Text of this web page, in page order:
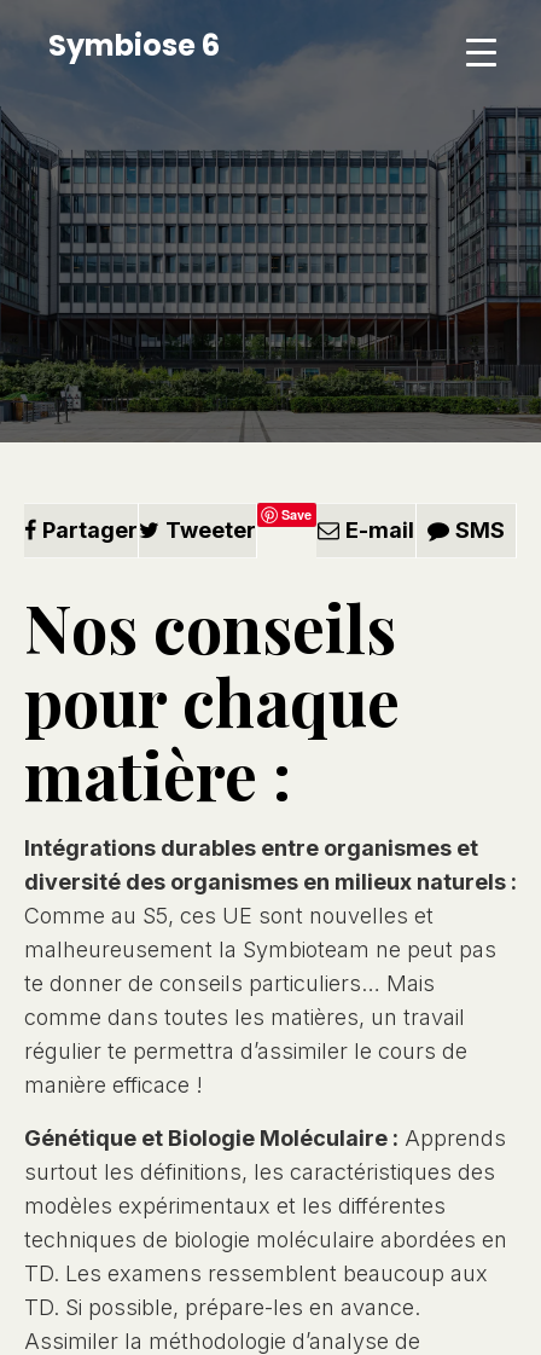
Symbiose 6
Partager Tweeter
Save
E-mail SMS
Nos conseils
pour chaque
matière :
Intégrations durables entre organismes et
diversité des organismes en milieux naturels :
Comme au S5, ces UE sont nouvelles et
malheureusement la Symbioteam ne peut pas
te donner de conseils particuliers… Mais
comme dans toutes les matières, un travail
régulier te permettra d’assimiler le cours de
manière efficace !
Génétique et Biologie Moléculaire : Apprends
surtout les définitions, les caractéristiques des
modèles expérimentaux et les différentes
techniques de biologie moléculaire abordées en
TD. Les examens ressemblent beaucoup aux
TD. Si possible, prépare-les en avance.
Assimiler la méthodologie d’analyse de